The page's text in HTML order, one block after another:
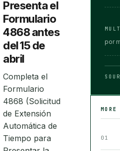
Presenta el
Formulario
4868 antes
del 15 de
abril
Completa el
Formulario
4868 (Solicitud
de Extensión
Automática de
Tiempo para
por
01